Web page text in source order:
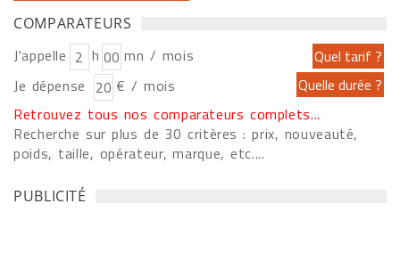
COMPARATEURS
J'appelle h
mn / mois
Je dépense
€ / mois
Retrouvez tous nos comparateurs complets...
Recherche sur plus de 30 critères : prix, nouveauté,
poids, taille, opérateur, marque, etc....
PUBLICITÉ